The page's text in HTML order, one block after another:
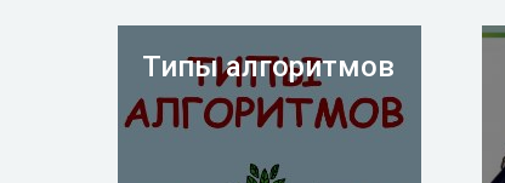
Типы алгоритмов